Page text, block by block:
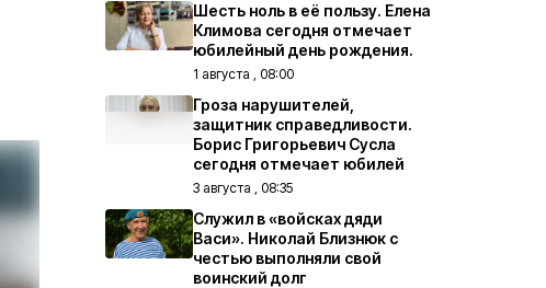
Шесть ноль в её пользу. Елена
Климова сегодня отмечает
юбилейный день рождения.
1 августа , 08:00
Гроза нарушителей,
защитник справедливости.
Борис Григорьевич Сусла
сегодня отмечает юбилей
3 августа , 08:35
Служил в «войсках дяди
Васи». Николай Близнюк с
честью выполняли свой
воинский долг